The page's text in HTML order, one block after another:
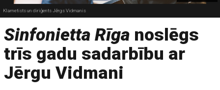
Klarnetists un diriģents Jērgs Vidmanis
Sinfonietta Rīga noslēgs
trīs gadu sadarbību ar
Jērgu Vidmani